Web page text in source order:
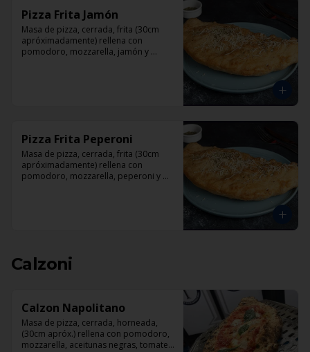
Pizza Frita Jamón
Masa de pizza, cerrada, frita (30cm
apróximadamente) rellena con
pomodoro, mozzarella, jamón y
Pizza Frita Peperoni
Masa de pizza, cerrada, frita (30cm
apróximadamente) rellena con
pomodoro, mozzarella, peperoni y
Calzoni
Calzon Napolitano
Masa de pizza, cerrada, horneada,
(30cm apróx.) rellena con pomodoro,
mozzarella, aceitunas negras, tomate,